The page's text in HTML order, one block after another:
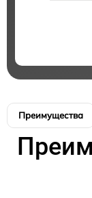
Преимущества